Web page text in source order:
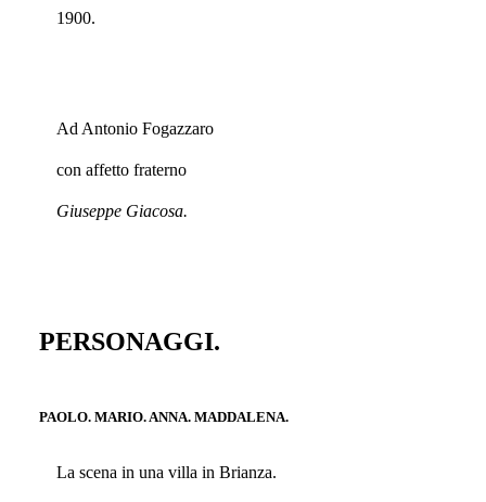
1900.
Ad Antonio Fogazzaro
con affetto fraterno
Giuseppe Giacosa.
PERSONAGGI.
PAOLO. MARIO. ANNA. MADDALENA.
La scena in una villa in Brianza.